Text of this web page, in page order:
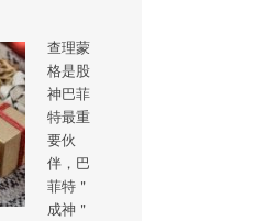
查理蒙
格是股
神巴菲
特最重
要伙
伴，巴
菲特＂
成神＂